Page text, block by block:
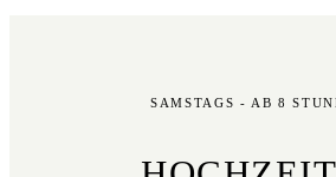
SAMSTAGS - AB 8